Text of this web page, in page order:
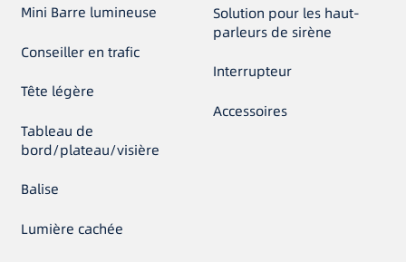
Mini Barre lumineuse
Conseiller en trafic
Tête légère
Tableau de
bord/plateau/visière
Balise
Lumière cachée
Solution pour les haut-
parleurs de sirène
Interrupteur
Accessoires